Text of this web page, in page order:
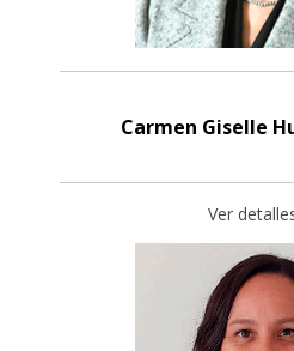
Carmen Giselle
Ver